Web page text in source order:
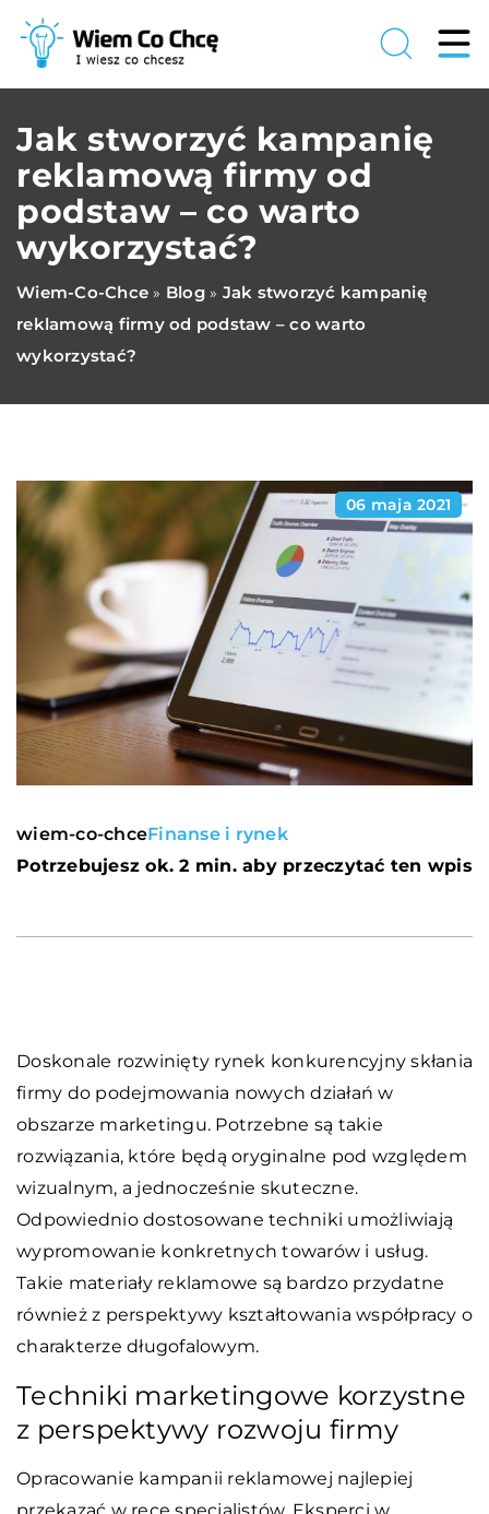
Jak stworzyć kampanię
reklamową firmy od
podstaw – co warto
wykorzystać?
Wiem-Co-Chce » Blog» Jak stworzyć kampanię
reklamową firmy od podstaw – co warto
wykorzystać?
06 maja 2021
wiem-co-chceFinanse i rynek
Potrzebujesz ok. 2 min. aby przeczytać ten wpis
Doskonale rozwinięty rynek konkurencyjny skłania
firmy do podejmowania nowych działań w
obszarze marketingu. Potrzebne są takie
rozwiązania, które będą oryginalne pod względem
wizualnym, a jednocześnie skuteczne.
Odpowiednio dostosowane techniki umożliwiają
wypromowanie konkretnych towarów i usług.
Takie materiały reklamowe są bardzo przydatne
również z perspektywy kształtowania współpracy o
charakterze długofalowym.
Techniki marketingowe korzystne
z perspektywy rozwoju firmy
Opracowanie kampanii reklamowej najlepiej